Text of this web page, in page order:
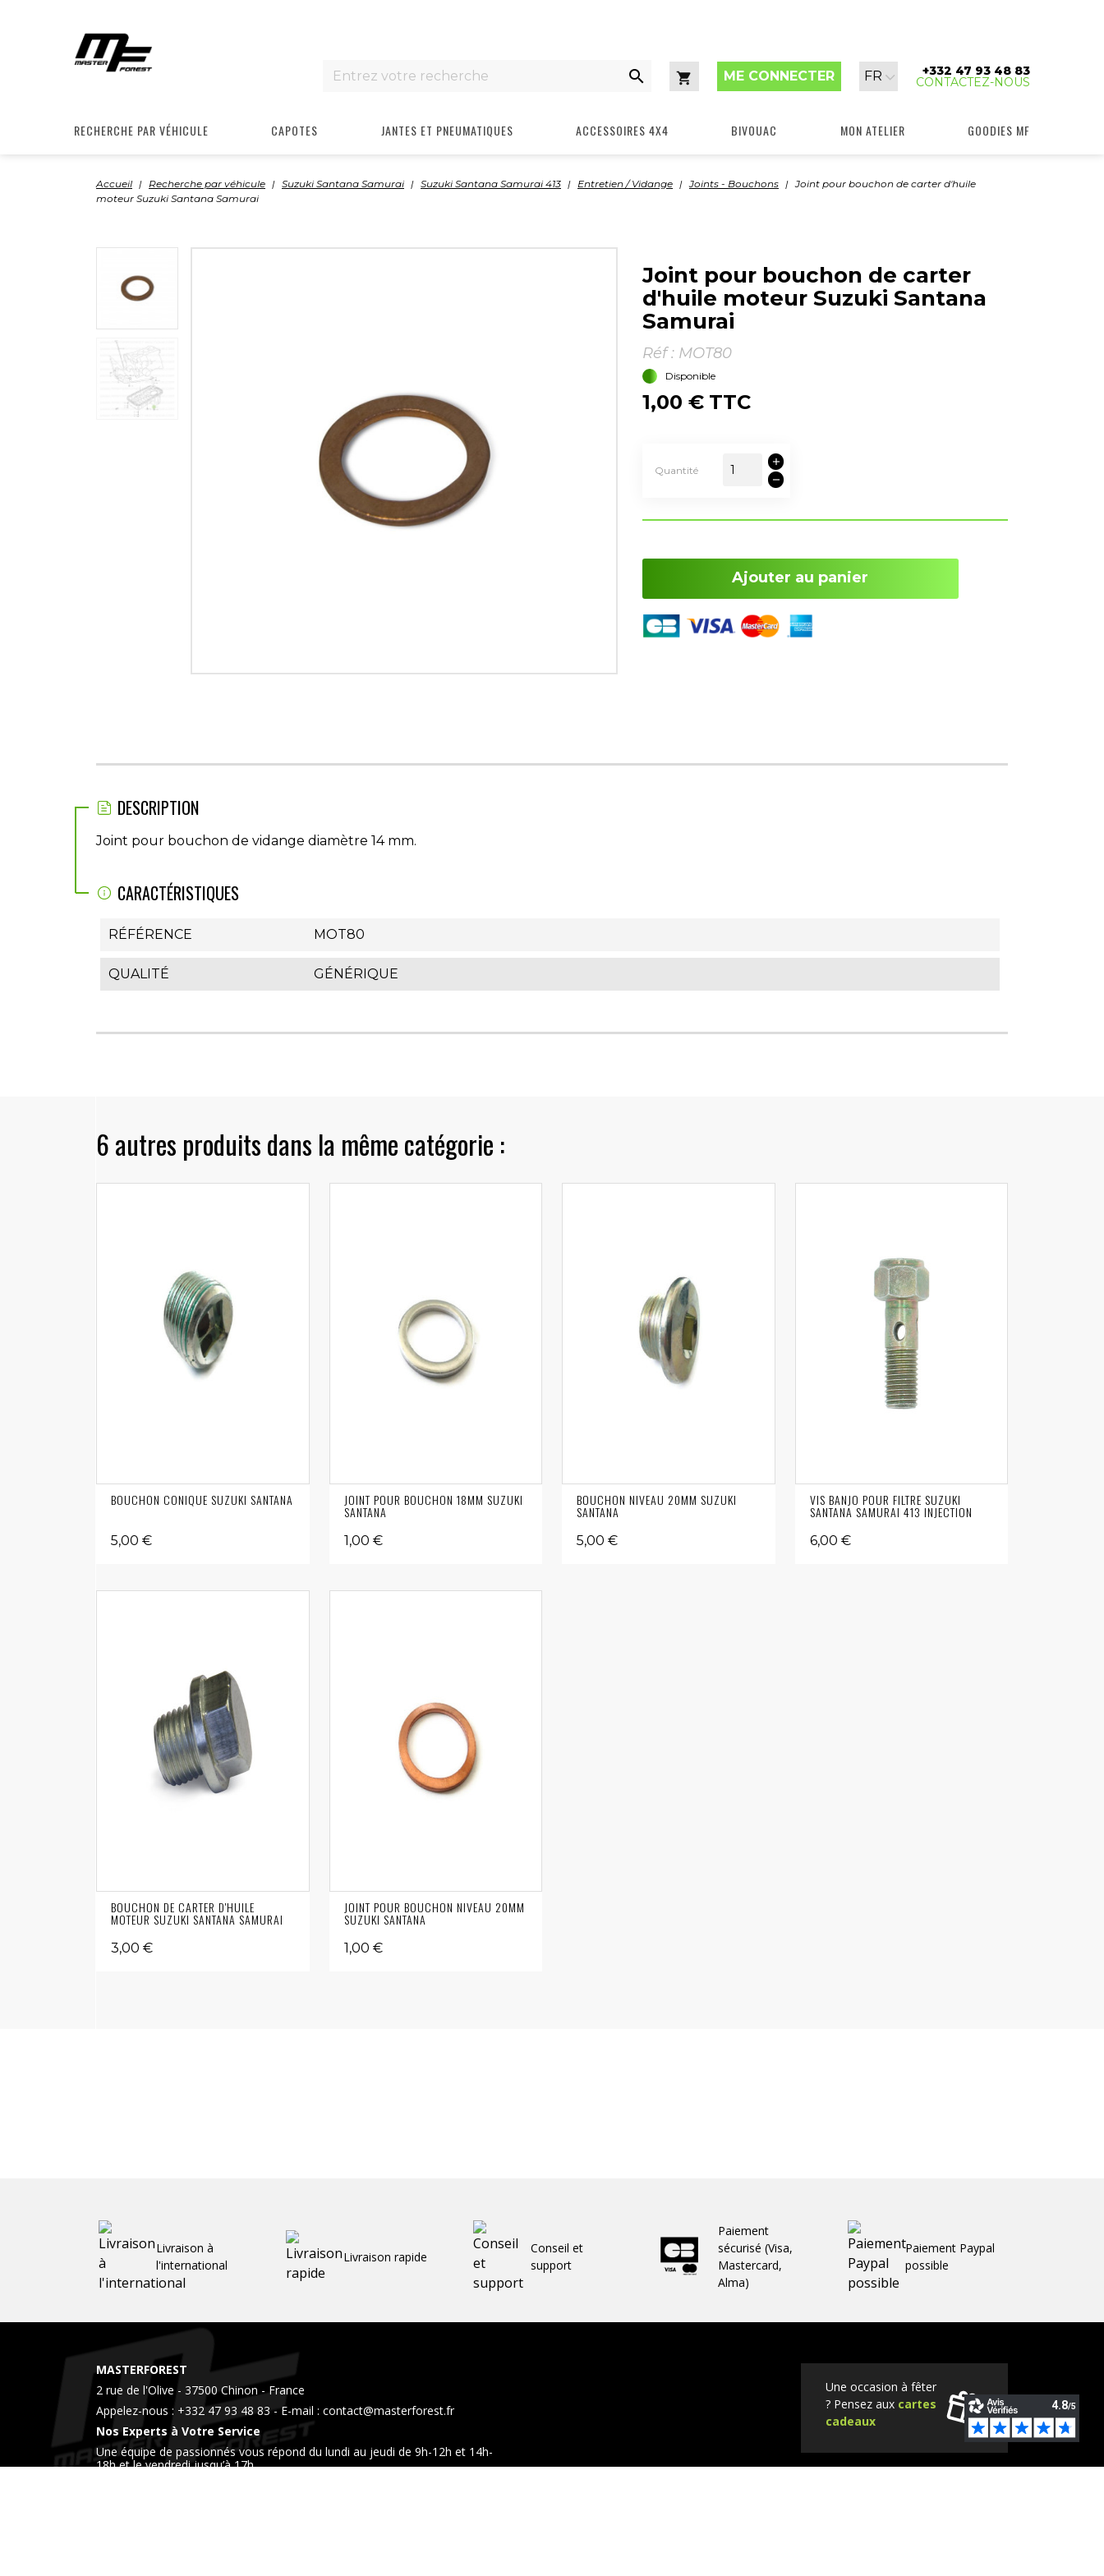

Panier
ME CONNECTER
Langue
:
FR +332 47 93 48 83
CONTACTEZ-NOUS
RECHERCHE PAR VÉHICULE CAPOTES JANTES ET PNEUMATIQUES ACCESSOIRES 4X4 BIVOUAC MON ATELIER GOODIES MF
Accueil Recherche par véhicule Suzuki Santana Samurai Suzuki Santana Samurai 413 Entretien / Vidange Joints - Bouchons
Joint pour bouchon de carter d'huile
moteur Suzuki Santana Samurai
Joint pour bouchon de carter
d'huile moteur Suzuki Santana
Samurai
Réf : MOT80
Disponible
1,00 € TTC
Quantité
Ajouter au panier
DESCRIPTION
Joint pour bouchon de vidange diamètre 14 mm.
CARACTÉRISTIQUES
RÉFÉRENCE MOT80
QUALITÉ GÉNÉRIQUE
6 autres produits dans la même catégorie :
BOUCHON CONIQUE SUZUKI SANTANA
5,00 €
JOINT POUR BOUCHON 18MM SUZUKI
SANTANA
1,00 €
BOUCHON NIVEAU 20MM SUZUKI
SANTANA
5,00 €
VIS BANJO POUR FILTRE SUZUKI
SANTANA SAMURAI 413 INJECTION
6,00 €
BOUCHON DE CARTER D'HUILE
MOTEUR SUZUKI SANTANA SAMURAI
3,00 €
JOINT POUR BOUCHON NIVEAU 20MM
SUZUKI SANTANA
1,00 €
Livraison à
l'international
Livraison rapide
Conseil et
support
Paiement
sécurisé (Visa,
Mastercard,
Alma)
Paiement Paypal
possible
MASTERFOREST
2 rue de l'Olive - 37500 Chinon - France
Appelez-nous : +332 47 93 48 83- E-mail : contact@masterforest.fr
Nos Experts à Votre Service
Une équipe de passionnés vous répond du lundi au jeudi de 9h-12h et 14h-
18h et le vendredi jusqu’à 17h
Une occasion à fêter
? Pensez aux cartes
cadeaux